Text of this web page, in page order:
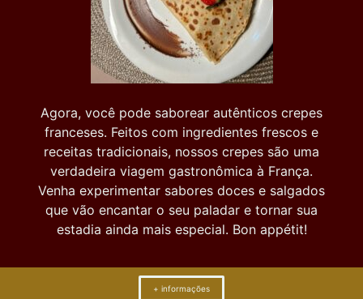
Agora, você pode saborear autênticos crepes
franceses. Feitos com ingredientes frescos e
receitas tradicionais, nossos crepes são uma
verdadeira viagem gastronômica à França.
Venha experimentar sabores doces e salgados
que vão encantar o seu paladar e tornar sua
estadia ainda mais especial. Bon appétit!
+ informações